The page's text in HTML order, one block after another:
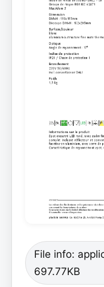
File info:
697.77KB